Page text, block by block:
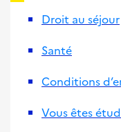
Droit au séjour
Santé
Conditions
Vous êtes